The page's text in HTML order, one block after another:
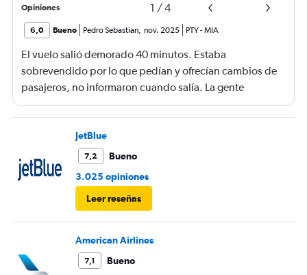
Opiniones 1 /4
6,0 Bueno Pedro Sebastian, nov. 2025 PTY-MIA
El vuelo salió demorado 40 minutos. Estaba
sobrevendido por lo que pedían y ofrecían cambios de
pasajeros, no informaron cuando salía. La gente
haciendo filas larguísimas para no quedarse sin viajar.
Mucha maleta de mano no había lugar. En mi caso se
terminó la comida me ofrecieron un solo menú.
JetBlue
7,2
Bueno
3.025 opiniones
Leer reseñas
American Airlines
7,1
Bueno